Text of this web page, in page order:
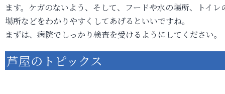
ます。ケガのないよう、そして、フードや水の場所、トイレ
場所などをわかりやすくしてあげるといいですね。
まずは、病院でしっかり検査を受けるようにしてください。
芦屋のトピックス